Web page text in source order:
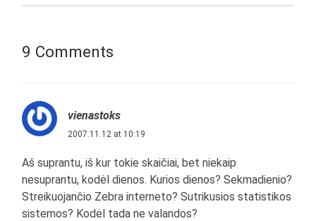
9 Comments
vienastoks
2007.11.12 at 10:19
Aš suprantu, iš kur tokie skaičiai, bet niekaip
nesuprantu, kodėl dienos. Kurios dienos? Sekmadienio?
Streikuojančio Zebra interneto? Sutrikusios statistikos
sistemos? Kodėl tada ne valandos?